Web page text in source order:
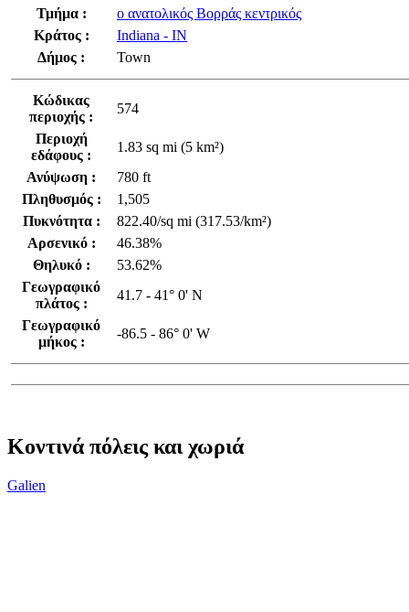
Τμήμα :
ο ανατολικός Βορράς κεντρικός
Κράτος :
Indiana - IN
Δήμος :
Town
Κώδικας
περιοχής :
574
Περιοχή
εδάφους :
1.83 sq mi (5 km²)
Ανύψωση :
780 ft
Πληθυσμός :
1,505
Πυκνότητα :
822.40/sq mi (317.53/km²)
Αρσενικό :
46.38%
Θηλυκό :
53.62%
Γεωγραφικό
πλάτος :
41.7 - 41° 0' N
Γεωγραφικό
μήκος :
-86.5 - 86° 0' W
Κοντινά πόλεις και χωριά
Galien